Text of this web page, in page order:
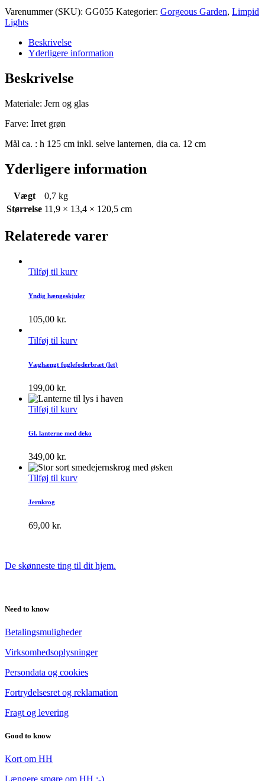
Varenummer (SKU): GG055 Kategorier: Gorgeous Garden, Limpid
Lights
Beskrivelse
Yderligere information
Beskrivelse
Materiale: Jern og glas
Farve: Irret grøn
Mål ca. : h 125 cm inkl. selve lanternen, dia ca. 12 cm
Yderligere information
Vægt
0,7 kg
Størrelse 11,9 × 13,4 × 120,5 cm
Relaterede varer
Tilføj til kurv
Yndig hængeskjuler
105,00 kr.
Tilføj til kurv
Væghængt fuglefoderbræt (let)
199,00 kr.
Tilføj til kurv
Gl. lanterne med deko
349,00 kr.
Tilføj til kurv
Jernkrog
69,00 kr.
De skønneste ting til dit hjem.
Need to know
Betalingsmuligheder
Virksomhedsoplysninger
Persondata og cookies
Fortrydelsesret og reklamation
Fragt og levering
Good to know
Kort om HH